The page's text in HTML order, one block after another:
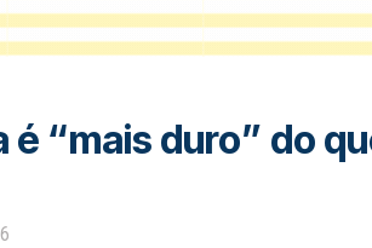
é “mais duro” do